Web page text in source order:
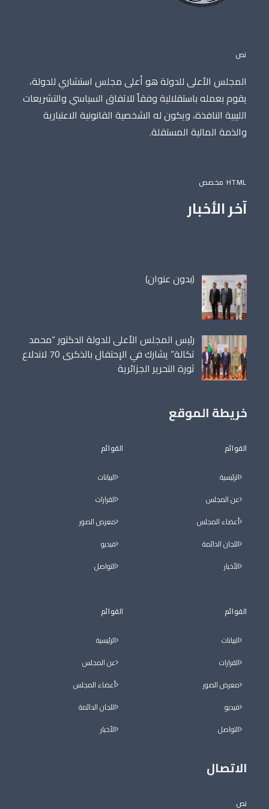
نص
المجلس الأعلى للدولة هو أعلى مجلس استشاري للدولة،
يقوم بعمله باستقلالية وفقاً للاتفاق السياسي والتشريعات
الليبية النافذة، ويكون له الشخصية القانونية الاعتبارية
والذمة المالية المستقلة.
HTML مخصص
آخر الأخبار
(بدون عنوان)مقالة
رئيس المجلس الأعلى للدولة الدكتور “محمد
تكالة” يشارك في الإحتفال بالذكرى 70 لاندلاع
ثورة التحرير الجزائرية
خريطة الموقع
القوائم
الرئيسية
عن المجلس
أعضاء المجلس
اللجان الدائمة
الأخبار
القوائم
البيانات
القرارات
معرض الصور
فيديو
التواصل
القوائم
البيانات
القرارات
معرض الصور
فيديو
التواصل
القوائم
الرئيسية
عن المجلس
أعضاء المجلس
اللجان الدائمة
الأخبار
الاتصال
نص